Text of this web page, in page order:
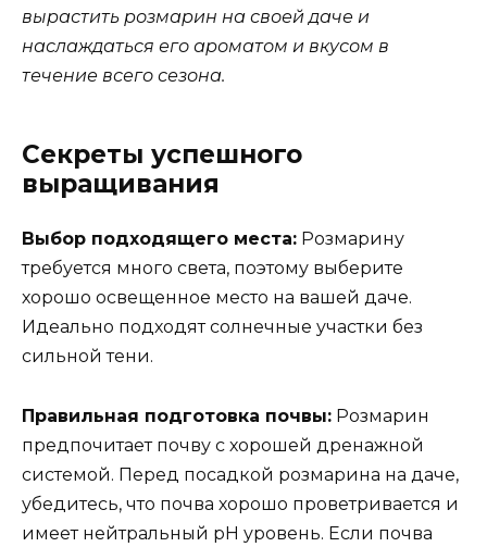
вырастить розмарин на своей даче и
наслаждаться его ароматом и вкусом в
течение всего сезона.
Секреты успешного
выращивания
Выбор подходящего места: Розмарину
требуется много света, поэтому выберите
хорошо освещенное место на вашей даче.
Идеально подходят солнечные участки без
сильной тени.
Правильная подготовка почвы: Розмарин
предпочитает почву с хорошей дренажной
системой. Перед посадкой розмарина на даче,
убедитесь, что почва хорошо проветривается и
имеет нейтральный pH уровень. Если почва